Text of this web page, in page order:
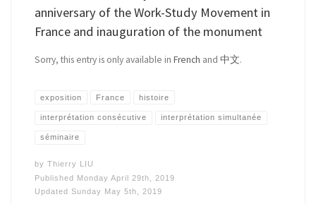
anniversary of the Work-Study Movement in
France and inauguration of the monument
Sorry, this entry is only available inFrench and中文.
exposition France histoire
interprétation consécutive interprétation simultanée
séminaire
byThierry LIU
Published Monday April 29th, 2019
UpdatedSunday May 5th, 2019